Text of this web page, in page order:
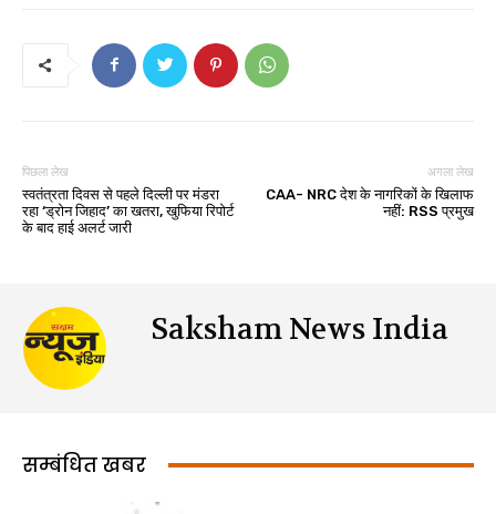
पिछला लेख
स्वतंत्रता दिवस से पहले दिल्ली पर मंडरा
रहा ‘ड्रोन जिहाद’ का खतरा, खुफिया रिपोर्ट
के बाद हाई अलर्ट जारी
अगला लेख
CAA- NRC देश के नागरिकों के खिलाफ
नहीं: RSS प्रमुख
Saksham News India
सम्बंधित खबर